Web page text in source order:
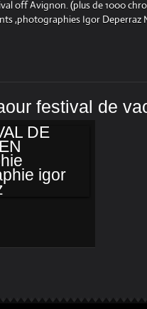
off Avignon. (plus de 1000
,photographies Igor
festival de